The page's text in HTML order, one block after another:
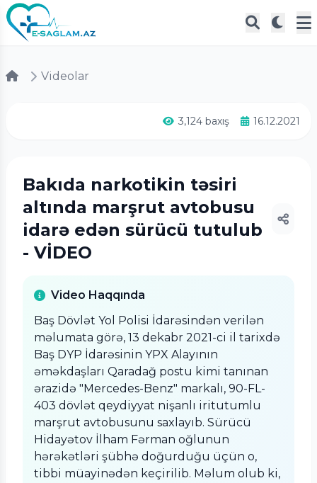
Videolar
3,124 baxış 16.12.2021
Bakıda narkotikin təsiri
altında marşrut avtobusu
idarə edən sürücü tutulub
- VİDEO
Video Haqqında
Baş Dövlət Yol Polisi İdarəsindən verilən
məlumata görə, 13 dekabr 2021-ci il tarixdə
Baş DYP İdarəsinin YPX Alayının
əməkdaşları Qaradağ postu kimi tanınan
ərazidə "Mercedes-Benz" markalı, 90-FL-
403 dövlət qeydiyyat nişanlı iritutumlu
marşrut avtobusunu saxlayıb. Sürücü
Hidayətov İlham Fərman oğlunun
hərəkətləri şübhə doğurduğu üçün o,
tibbi müayinədən keçirilib. Məlum olub ki,